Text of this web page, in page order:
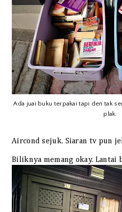
Ada juai buku terpakai tapi den tak
plak.
Aircond sejuk. Siaran tv pun
Biliknya memang okay. Lantai